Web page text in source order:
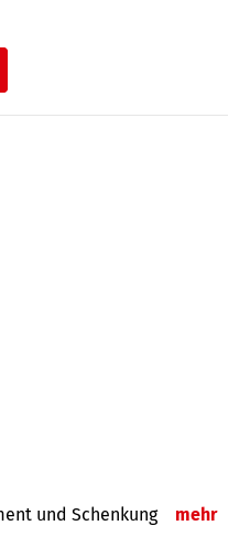
und Schenkung mehr